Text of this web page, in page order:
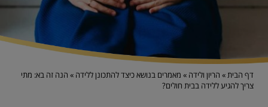
דף הבית» הריון ולידה » מאמרים בנושא כיצד להתכונן ללידה » הנה זה בא: מתי
צריך להגיע ללידה בבית חולים?